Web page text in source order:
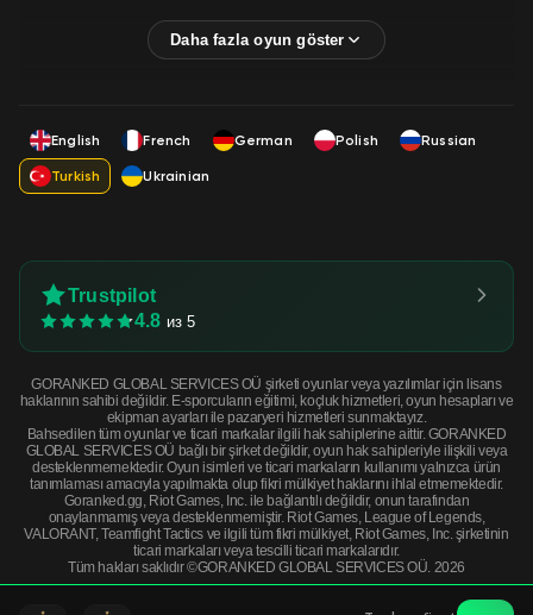
English French German Polish
Russian
Turkish
Ukrainian
Trustpilot
4.8 из 5
GORANKED GLOBAL SERVICES OÜ şirketi oyunlar veya yazılımlar için lisans
haklarının sahibi değildir. E-sporcuların eğitimi, koçluk hizmetleri, oyun hesapları ve
ekipman ayarları ile pazaryeri hizmetleri sunmaktayız.
Bahsedilen tüm oyunlar ve ticari markalar ilgili hak sahiplerine aittir. GORANKED
GLOBAL SERVICES OÜ bağlı bir şirket değildir, oyun hak sahipleriyle ilişkili veya
desteklenmemektedir. Oyun isimleri ve ticari markaların kullanımı yalnızca ürün
tanımlaması amacıyla yapılmakta olup fikri mülkiyet haklarını ihlal etmemektedir.
Goranked.gg, Riot Games, Inc. ile bağlantılı değildir, onun tarafından
onaylanmamış veya desteklenmemiştir. Riot Games, League of Legends,
VALORANT, Teamfight Tactics ve ilgili tüm fikri mülkiyet, Riot Games, Inc. şirketinin
ticari markaları veya tescilli ticari markalarıdır.
Tüm hakları saklıdır ©GORANKED GLOBAL SERVICES OÜ. 2026